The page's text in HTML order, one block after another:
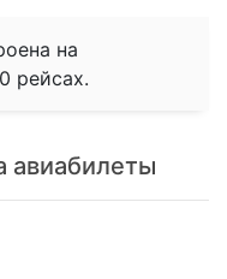
на
рейсах.
авиабилеты